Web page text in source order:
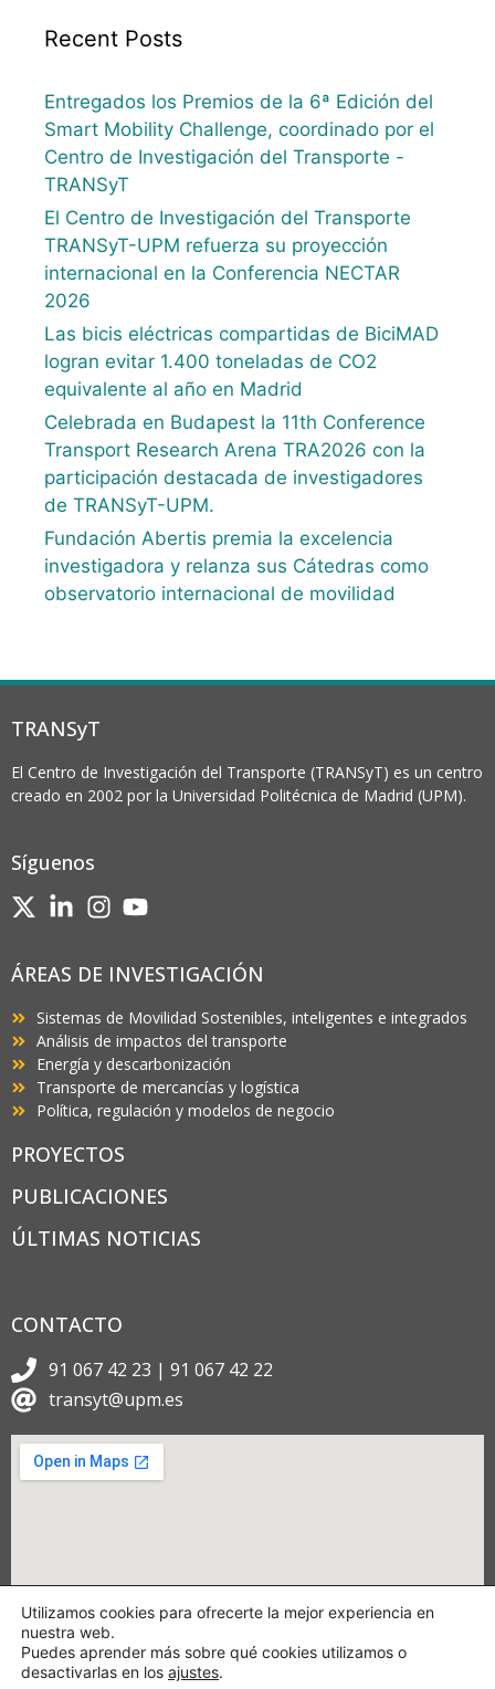
Recent Posts
Entregados los Premios de la 6ª Edición del
Smart Mobility Challenge, coordinado por el
Centro de Investigación del Transporte -
TRANSyT
El Centro de Investigación del Transporte
TRANSyT-UPM refuerza su proyección
internacional en la Conferencia NECTAR
2026
Las bicis eléctricas compartidas de BiciMAD
logran evitar 1.400 toneladas de CO2
equivalente al año en Madrid
Celebrada en Budapest la 11th Conference
Transport Research Arena TRA2026 con la
participación destacada de investigadores
de TRANSyT-UPM.
Fundación Abertis premia la excelencia
investigadora y relanza sus Cátedras como
observatorio internacional de movilidad
TRANSyT
El Centro de Investigación del Transporte (TRANSyT) es un centro
creado en 2002 por la Universidad Politécnica de Madrid (UPM).
Síguenos
ÁREAS DE INVESTIGACIÓN
Sistemas de Movilidad Sostenibles, inteligentes e integrados
Análisis de impactos del transporte
Energía y descarbonización
Transporte de mercancías y logística
Política, regulación y modelos de negocio
PROYECTOS
PUBLICACIONES
ÚLTIMAS NOTICIAS
CONTACTO
91 067 42 23 | 91 067 42 22
transyt@upm.es
Utilizamos cookies para ofrecerte la mejor experiencia en
nuestra web.
Puedes aprender más sobre qué cookies utilizamos o
desactivarlas en los ajustes.